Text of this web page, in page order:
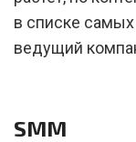
в списке
ведущий
SMM